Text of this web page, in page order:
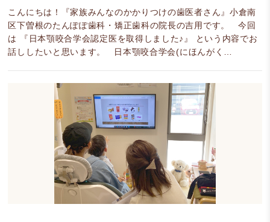
こんにちは！『家族みんなのかかりつけの歯医者さん』小倉南
区下曽根のたんぽぽ歯科・矯正歯科の院長の吉用です。 今回
は 『日本顎咬合学会認定医を取得しました♪』 という内容でお
話ししたいと思います。 日本顎咬合学会(にほんがく…